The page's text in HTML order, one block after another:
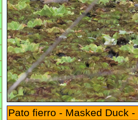
Pato fierro - Masked Duck -